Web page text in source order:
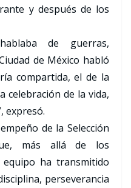
y después de los
de guerras,
de México habló
compartida, el de la
celebración de la vida,
expresó.
de la Selección
más allá de los
ha transmitido
perseverancia